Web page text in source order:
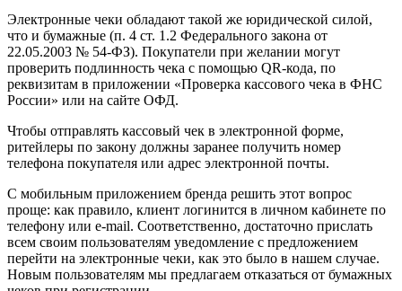
Электронные чеки обладают такой же юридической силой,
что и бумажные (п. 4 ст. 1.2 Федерального закона от
22.05.2003 № 54-ФЗ). Покупатели при желании могут
проверить подлинность чека с помощью QR-кода, по
реквизитам в приложении «Проверка кассового чека в ФНС
России» или на сайте ОФД.
Чтобы отправлять кассовый чек в электронной форме,
ритейлеры по закону должны заранее получить номер
телефона покупателя или адрес электронной почты.
С мобильным приложением бренда решить этот вопрос
проще: как правило, клиент логинится в личном кабинете по
телефону или e-mail. Соответственно, достаточно прислать
всем своим пользователям уведомление с предложением
перейти на электронные чеки, как это было в нашем случае.
Новым пользователям мы предлагаем отказаться от бумажных